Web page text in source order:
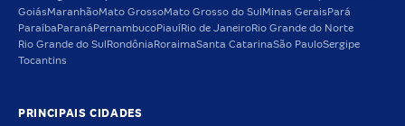
GoiásMaranhãoMato GrossoMato Grosso do Sul Minas Gerais Pará
Paraíba Paraná PernambucoPiauíRio de JaneiroRio Grande do Norte
Rio Grande do Sul Rondônia RoraimaSanta CatarinaSão PauloSergipe
Tocantins
PRINCIPAIS CIDADES